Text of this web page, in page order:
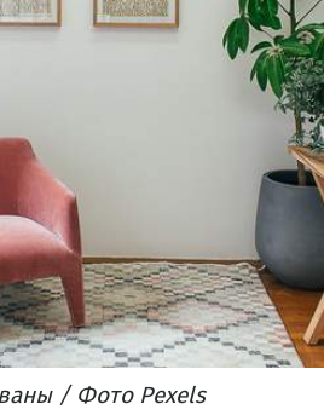
/ Фото Pexels